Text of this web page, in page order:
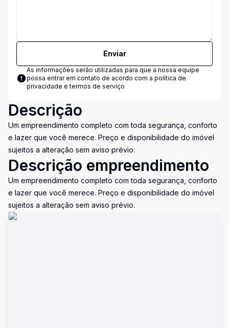
Enviar
As informações serão utilizadas para que a nossa equipe
possa entrar em contato de acordo com a política de
privacidade e termos de serviço
Descrição
Um empreendimento completo com toda segurança, conforto
e lazer que você merece. Preço e disponibilidade do imóvel
sujeitos a alteração sem aviso prévio.
Descrição empreendimento
Um empreendimento completo com toda segurança, conforto
e lazer que você merece. Preço e disponibilidade do imóvel
sujeitos a alteração sem aviso prévio.